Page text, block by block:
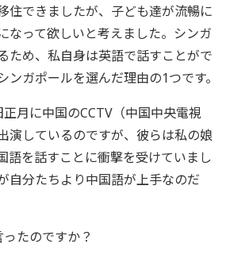
住できましたが、子ども達が流暢に
なって欲しいと考えました。シンガ
ため、私自身は英語で話すことがで
ンガポールを選んだ理由の1つです。
月に中国のCCTV（中国中央電視
演しているのですが、彼らは私の娘
語を話すことに衝撃を受けていまし
自分たちより中国語が上手なのだ
たのですか？